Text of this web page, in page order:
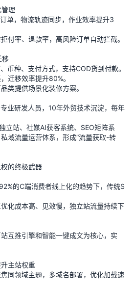
理
单，物流轨迹同步，作业效率提升3
付率、退款率，高风险订单自动拦截。
移
币种、支付方式，支持COD货到付款。
迁移效率提升80%。
类提供场景化装修方案。
业研发人员，10年外贸技术沉淀，每年
立站、社媒AI获客系统、SEO矩阵系
域流量运营体系，形成“流量获取-转
的终极武器
的C端消费者线上化的趋势下，传统S
化成本高、见效慢，独立站流量持续下
互推引擎和智能一键成文为核心，实
主站权重
同领域主题，多域名部署，优化加载速